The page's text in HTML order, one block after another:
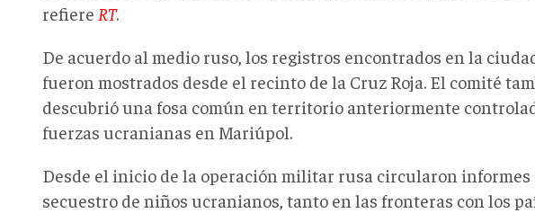
refiere RT.
De acuerdo al medio ruso, los registros encontrados en la
fueron mostrados desde el recinto de la Cruz Roja. El comité
descubrió una fosa común en territorio anteriormente
fuerzas ucranianas en Mariúpol.
Desde el inicio de la operación militar rusa circularon informes
secuestro de niños ucranianos, tanto en las fronteras con los